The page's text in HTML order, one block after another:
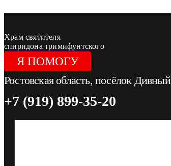
Храм святителя
спиридона тримифунтского
Я ПОМОГУ
Ростовская область, посёлок Дивный
+7 (919) 899-35-20